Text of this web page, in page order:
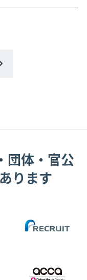
団体・官公
ります